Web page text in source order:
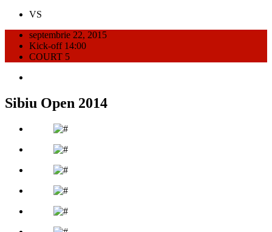
VS
septembrie 22, 2015
Kick-off 14:00
COURT 5
Sibiu Open 2014